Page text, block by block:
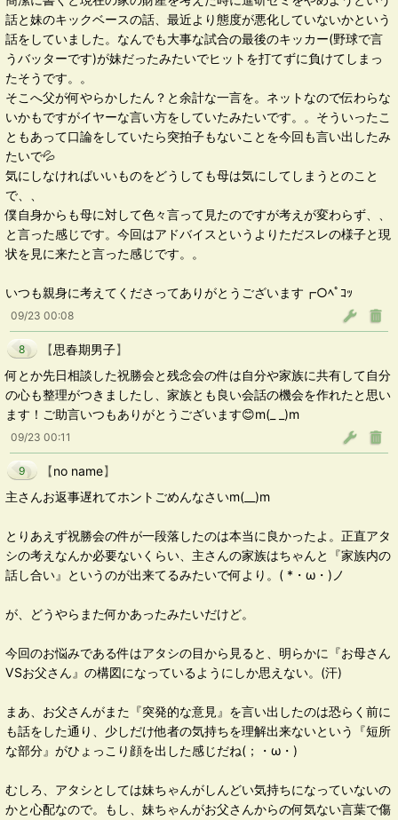
話と妹のキックベースの話、最近より態度が悪化していないかという
話をしていました。なんでも大事な試合の最後のキッカー(野球で言
うバッターです)が妹だったみたいでヒットを打てずに負けてしまっ
たそうです。。
そこへ父が何やらかしたん？と余計な一言を。ネットなので伝わらな
いかもですがイヤーな言い方をしていたみたいです。。そういったこ
ともあって口論をしていたら突拍子もないことを今回も言い出したみ
たいで💦
気にしなければいいものをどうしても母は気にしてしまうとのこと
で、、
僕自身からも母に対して色々言って見たのですが考えが変わらず、、
と言った感じです。今回はアドバイスというよりただスレの様子と現
状を見に来たと言った感じです。。
いつも親身に考えてくださってありがとうございます┏○ﾍﾟｺｯ
09/23 00:08
8 【思春期男子】
何とか先日相談した祝勝会と残念会の件は自分や家族に共有して自分
の心も整理がつきましたし、家族とも良い会話の機会を作れたと思い
ます！ご助言いつもありがとうございます😊m(_ _)m
09/23 00:11
9 【no name】
主さんお返事遅れてホントごめんなさいm(__)m
とりあえず祝勝会の件が一段落したのは本当に良かったよ。正直アタ
シの考えなんか必要ないくらい、主さんの家族はちゃんと『家族内の
話し合い』というのが出来てるみたいで何より。( *・ω・)ノ
が、どうやらまた何かあったみたいだけど。
今回のお悩みである件はアタシの目から見ると、明らかに『お母さん
VSお父さん』の構図になっているようにしか思えない。(汗)
まあ、お父さんがまた『突発的な意見』を言い出したのは恐らく前に
も話をした通り、少しだけ他者の気持ちを理解出来ないという『短所
な部分』がひょっこり顔を出した感じだね(；・ω・)
むしろ、アタシとしては妹ちゃんがしんどい気持ちになっていないの
かと心配なので。もし、妹ちゃんがお父さんからの何気ない言葉で傷